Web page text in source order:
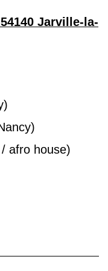
Jarville-la-
afro house)